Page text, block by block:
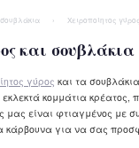
σουβλάκια › Χειροποίητος
και σουβλάκια
γύρος και τα
εκλεκτά κομμάτια
μας είναι φτιαγμένος με
κάρβουνα για να σας